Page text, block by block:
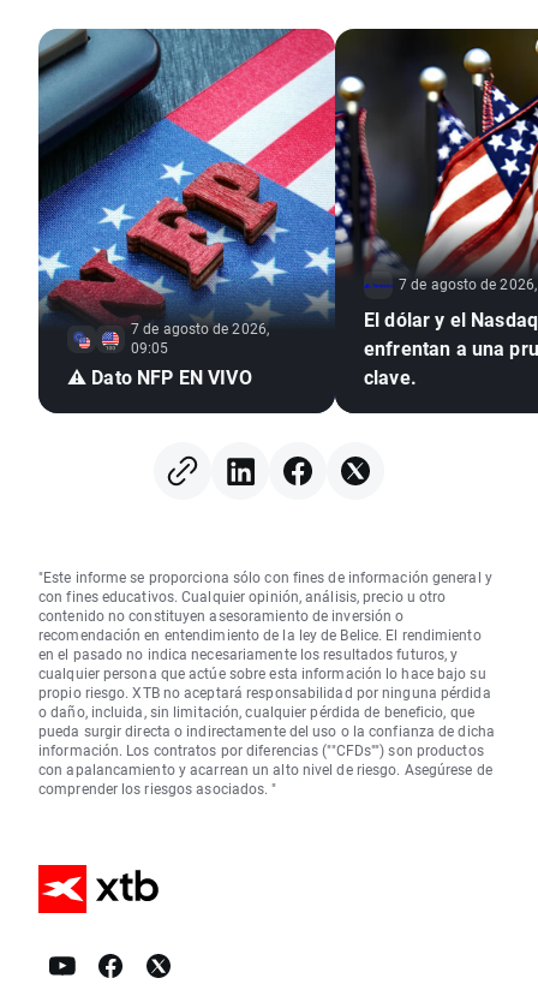
7 de agosto de 2026,
09:05
⚠️ Dato NFP EN VIVO
7 de agosto de
El dólar y el
enfrentan a una
clave.
"Este informe se proporciona sólo con fines de información general y
con fines educativos. Cualquier opinión, análisis, precio u otro
contenido no constituyen asesoramiento de inversión o
recomendación en entendimiento de la ley de Belice. El rendimiento
en el pasado no indica necesariamente los resultados futuros, y
cualquier persona que actúe sobre esta información lo hace bajo su
propio riesgo. XTB no aceptará responsabilidad por ninguna pérdida
o daño, incluida, sin limitación, cualquier pérdida de beneficio, que
pueda surgir directa o indirectamente del uso o la confianza de dicha
información. Los contratos por diferencias (""CFDs"") son productos
con apalancamiento y acarrean un alto nivel de riesgo. Asegúrese de
comprender los riesgos asociados. "